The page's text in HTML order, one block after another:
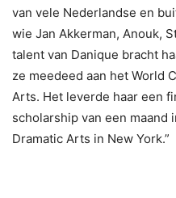
van vele Nederlandse en
wie Jan Akkerman, Anouk,
talent van Danique bracht
ze meedeed aan het World
Arts. Het leverde haar een
scholarship van een maand
Dramatic Arts in New York.”